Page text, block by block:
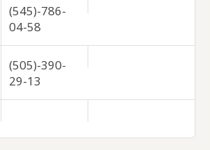
(545)-786-
04-58
(505)-390-
29-13